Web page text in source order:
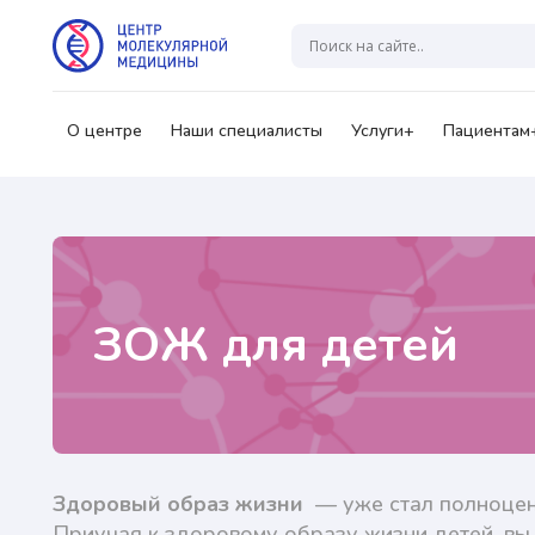
О центре Наши специалисты Услуги+
ЗОЖ для детей
Здоровый образ жизни — уже стал